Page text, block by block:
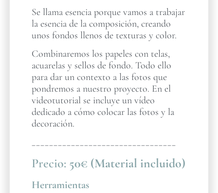
Se llama esencia porque vamos a trabajar
la esencia de la composición, creando
unos fondos llenos de texturas y color.
Combinaremos los papeles con telas,
acuarelas y sellos de fondo. Todo ello
para dar un contexto a las fotos que
pondremos a nuestro proyecto. En el
videotutorial se incluye un vídeo
dedicado a cómo colocar las fotos y la
decoración.
_________________________________
Precio: 50€ (Material incluido)
Herramientas